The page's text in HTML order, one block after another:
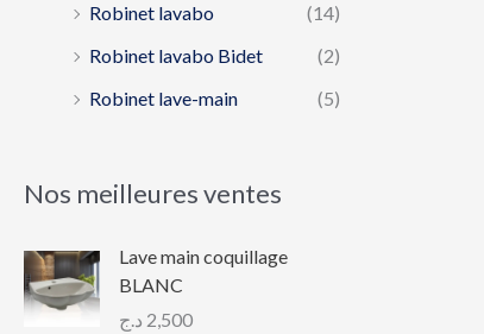
Robinet lavabo
(14)
Robinet lavabo Bidet
(2)
Robinet lave-main
(5)
Nos meilleures ventes
Lave main coquillage
BLANC
2,500 د.ج